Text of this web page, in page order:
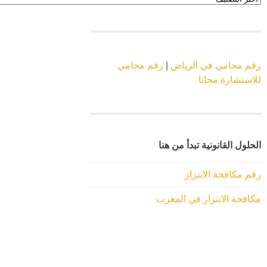
الموقع
رقم محامي في الرياض
رقم محامي
للاستشارة مجانا
الحلول القانونية تبدأ من هنا
رقم مكافحة الابتزاز
مكافحة الابتزاز في المغرب